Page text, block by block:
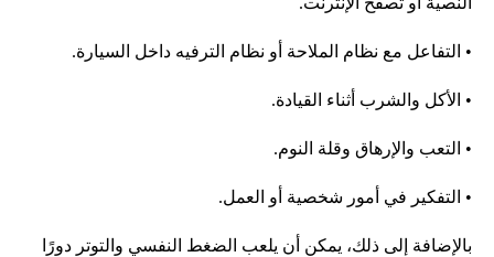
• التفاعل مع نظام الملاحة أو نظام الترفيه داخل السيارة.
• الأكل والشرب أثناء القيادة.
• التعب والإرهاق وقلة النوم.
• التفكير في أمور شخصية أو العمل.
بالإضافة إلى ذلك، يمكن أن يلعب الضغط النفسي والتوتر دورًا